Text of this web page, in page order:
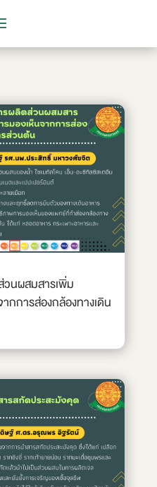
นผสมสารเพิ่ม
กการส่องกล้องทางเดิน